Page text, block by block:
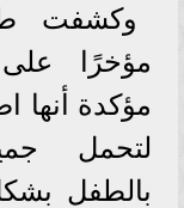
وكشفت
مؤخرًا على
مؤكدة أنها
لتحمل
بالطفل